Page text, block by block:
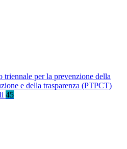
triennale per la prevenzione della
e della trasparenza (PTPCT)
45